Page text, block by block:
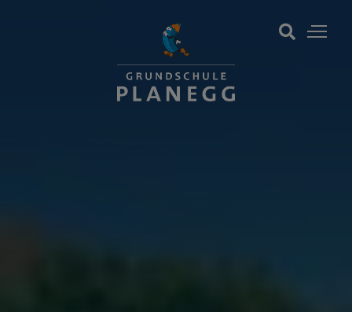
Schulgemeinschaft